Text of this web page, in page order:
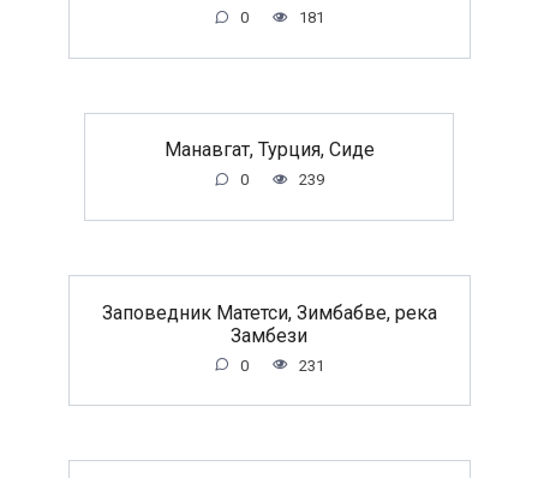
0 181
Манавгат, Турция, Сиде
0 239
Заповедник Матетси, Зимбабве, река
Замбези
0 231